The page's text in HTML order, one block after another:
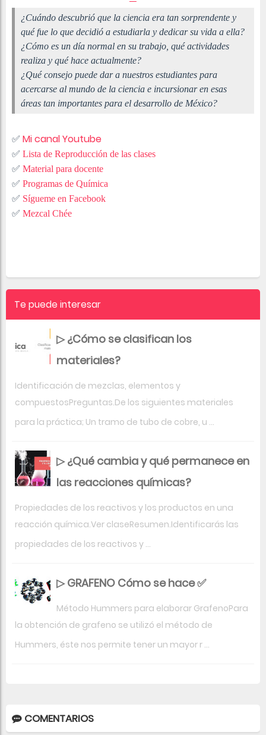
¿Cuándo descubrió que la ciencia era tan sorprendente y
qué fue lo que decidió a estudiarla y dedicar su vida a ella?
¿Cómo es un día normal en su trabajo, qué actividades
realiza y qué hace actualmente?
¿Qué consejo puede dar a nuestros estudiantes para
acercarse al mundo de la ciencia e incursionar en esas
áreas tan importantes para el desarrollo de México?
✅ Mi canal Youtube
✅ Lista de Reproducción de las clases
✅ Material para docente
✅ Programas de Química
✅ Sígueme en Facebook
✅ Mezcal Chée
Te puede interesar
▷ ¿Cómo se clasifican los
materiales?
Identificación de mezclas, elementos y
compuestosPreguntas.De los siguientes materiales
para la práctica; Un tramo de tubo de cobre, u ...
▷ ¿Qué cambia y qué permanece en
las reacciones químicas?
Propiedades de los reactivos y los productos en una
reacción química.Ver claseResumen.Identificarás las
propiedades de los reactivos y ...
▷ GRAFENO Cómo se hace ✅
Método Hummers para elaborar GrafenoPara
la obtención de grafeno se utilizó el método de
Hummers, éste nos permite tener un mayor r ...
COMENTARIOS